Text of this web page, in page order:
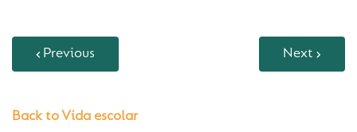
Previous Next
Back to Vida escolar